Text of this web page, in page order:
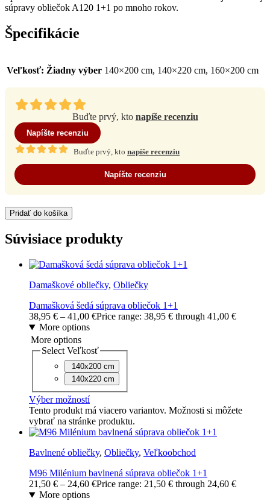
súpravy obliečok A120 1+1 po mnoho rokov.
Špecifikácie
Veľkosť: Žiadny výber 140×200 cm, 140×220 cm, 160×200 cm
Buďte prvý, kto napíše recenziu
Napíšte recenziu
Buďte prvý, kto napíše recenziu
Napíšte recenziu
Pridať do košíka
Súvisiace produkty
Damaškové obliečky, Obliečky
Damašková šedá súprava obliečok 1+1
38,95 € – 41,00 €Price range: 38,95 € through 41,00 €
More options
More options
Select Veľkosť
140x200 cm
140x220 cm
Výber možností
Tento produkt má viacero variantov. Možnosti si môžete
vybrať na stránke produktu.
Bavlnené obliečky, Obliečky, Veľkoobchod
M96 Milénium bavlnená súprava obliečok 1+1
21,50 € – 24,60 €Price range: 21,50 € through 24,60 €
More options